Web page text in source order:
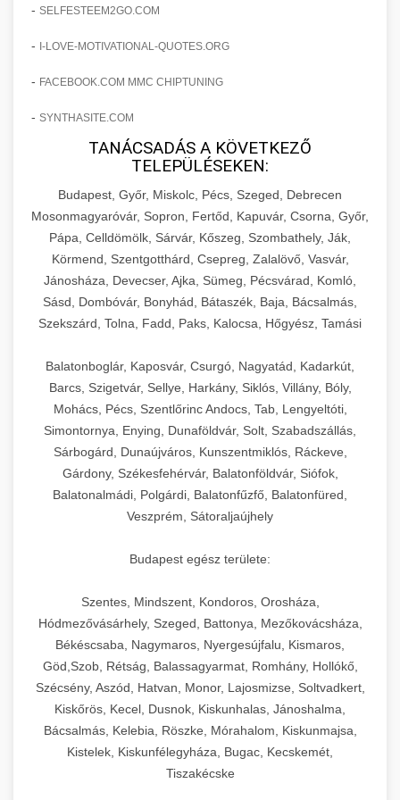
amelyek valós eredményeket hoznak.
szonyegtisztito.net
marketing stratégiai tervrajz
útjáról, bemutatva az utat a küzdő praxistól a
virágzó vállalkozásig 150%-os növekedéssel.
klinika átalakulási történet
Érdeklődés 150%-os Fokozása
Technikák és módszerek a páciensek
érdeklődésének és elkötelezettségének drámai
növeléséhez. Egy 150%-os fellendülési
esettanulmány gyakorlati betekintésekkel.
weboldal-keszites.co
elkötelezettség erősítési módszerek
🎮 19. AI Google Ads és Meta
Kampány Kezelés
Fejlett AI-alapú Google Ads és Meta hirdetési
kampánykezelés. Optimalizálja hirdetési
költségvetését gépi tanulással és
automatizálással.
aikampany.hu AI hirdetési automatizálás
🍞 20. Ipari Dagasztógép +
Professzionális ipari dagasztógépek és
tésztakeverő gépek pékségek és kereskedelmi
konyhák számára. Masszív konstrukció
megbízható teljesítményhez.
chef-iparikonyhagepek.hu
kereskedelmi tésztakeverő
🔪 21. Ipari Szeletelőgép +
Ipari hús- és sajtszeletelő gépek professzionális
élelmiszer-előkészítéshez. Precíziós vágás
állítható vastagság beállítással.
chef-iparikonyhagepek.hu
professzionális élelmiszer szeletelő
📦 22. Vákuumozó Gép +
Kereskedelmi vákuumcsomagoló berendezések
élelmiszerek tartósításához. Hosszabbítsa a
szavatossági időt és tartsa meg a termék
frissességét.
🎁 23. Vákuumfóliázó Gép +
Ipari vákuumfóliázó gépek professzionális
Hatékony lezárási és tartósítási megoldások.
chef-iparikonyhagepek.hu
kereskedelmi csomagoló gép
professzionális konyhák számára. Nagy
kapacitású sütő- és főzőberendezés precíz
hőmérséklet-szabályozással.
chef-iparikonyhagepek.hu
kereskedelmi sütősütő
❄️ 25. Ipari Hűtőszekrény +
Professzionális hűtőegységek és hűtőkamrák
kereskedelmi konyhák számára.
Energiahatékony hűtési megoldások nagy
kapacitással.
chef-iparikonyhagepek.hu
💧 26. Ipari Mosogatógép +
Kereskedelmi mosogatóberendezések nagy
forgalmú éttermi műveletekhez. Gyors tisztítási
ciklusok fertőtlenítési képességekkel.
🧀 27. Ipari Sajtreszelő Gép +
- SELFESTEEM2GO.COM
- I-LOVE-MOTIVATIONAL-QUOTES.ORG
- FACEBOOK.COM MMC CHIPTUNING
- SYNTHASITE.COM
TANÁCSADÁS A KÖVETKEZŐ
TELEPÜLÉSEKEN:
Budapest, Győr, Miskolc, Pécs, Szeged, Debrecen
Mosonmagyaróvár, Sopron, Fertőd, Kapuvár, Csorna, Győr,
Pápa, Celldömölk, Sárvár, Kőszeg, Szombathely, Ják,
Körmend, Szentgotthárd, Csepreg, Zalalövő, Vasvár,
Jánosháza, Devecser, Ajka, Sümeg, Pécsvárad, Komló,
Sásd, Dombóvár, Bonyhád, Bátaszék, Baja, Bácsalmás,
Szekszárd, Tolna, Fadd, Paks, Kalocsa, Hőgyész, Tamási
Balatonboglár, Kaposvár, Csurgó, Nagyatád, Kadarkút,
Barcs, Szigetvár, Sellye, Harkány, Siklós, Villány, Bóly,
Mohács, Pécs, Szentlőrinc Andocs, Tab, Lengyeltóti,
Simontornya, Enying, Dunaföldvár, Solt, Szabadszállás,
Sárbogárd, Dunaújváros, Kunszentmiklós, Ráckeve,
Gárdony, Székesfehérvár, Balatonföldvár, Siófok,
Balatonalmádi, Polgárdi, Balatonfűzfő, Balatonfüred,
Veszprém, Sátoraljaújhely
Budapest egész területe:
Szentes, Mindszent, Kondoros, Orosháza,
Hódmezővásárhely, Szeged, Battonya, Mezőkovácsháza,
Békéscsaba, Nagymaros, Nyergesújfalu, Kismaros,
Göd,Szob, Rétság, Balassagyarmat, Romhány, Hollókő,
Szécsény, Aszód, Hatvan, Monor, Lajosmizse, Soltvadkert,
Kiskőrös, Kecel, Dusnok, Kiskunhalas, Jánoshalma,
Bácsalmás, Kelebia, Röszke, Mórahalom, Kiskunmajsa,
Kistelek, Kiskunfélegyháza, Bugac, Kecskemét,
Tiszakécske